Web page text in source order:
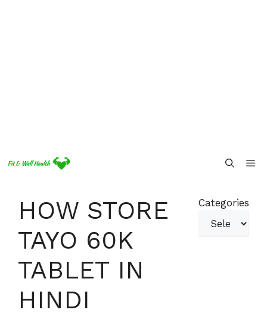
HOW STORE
TAYO 60K
TABLET IN
HINDI
Categories